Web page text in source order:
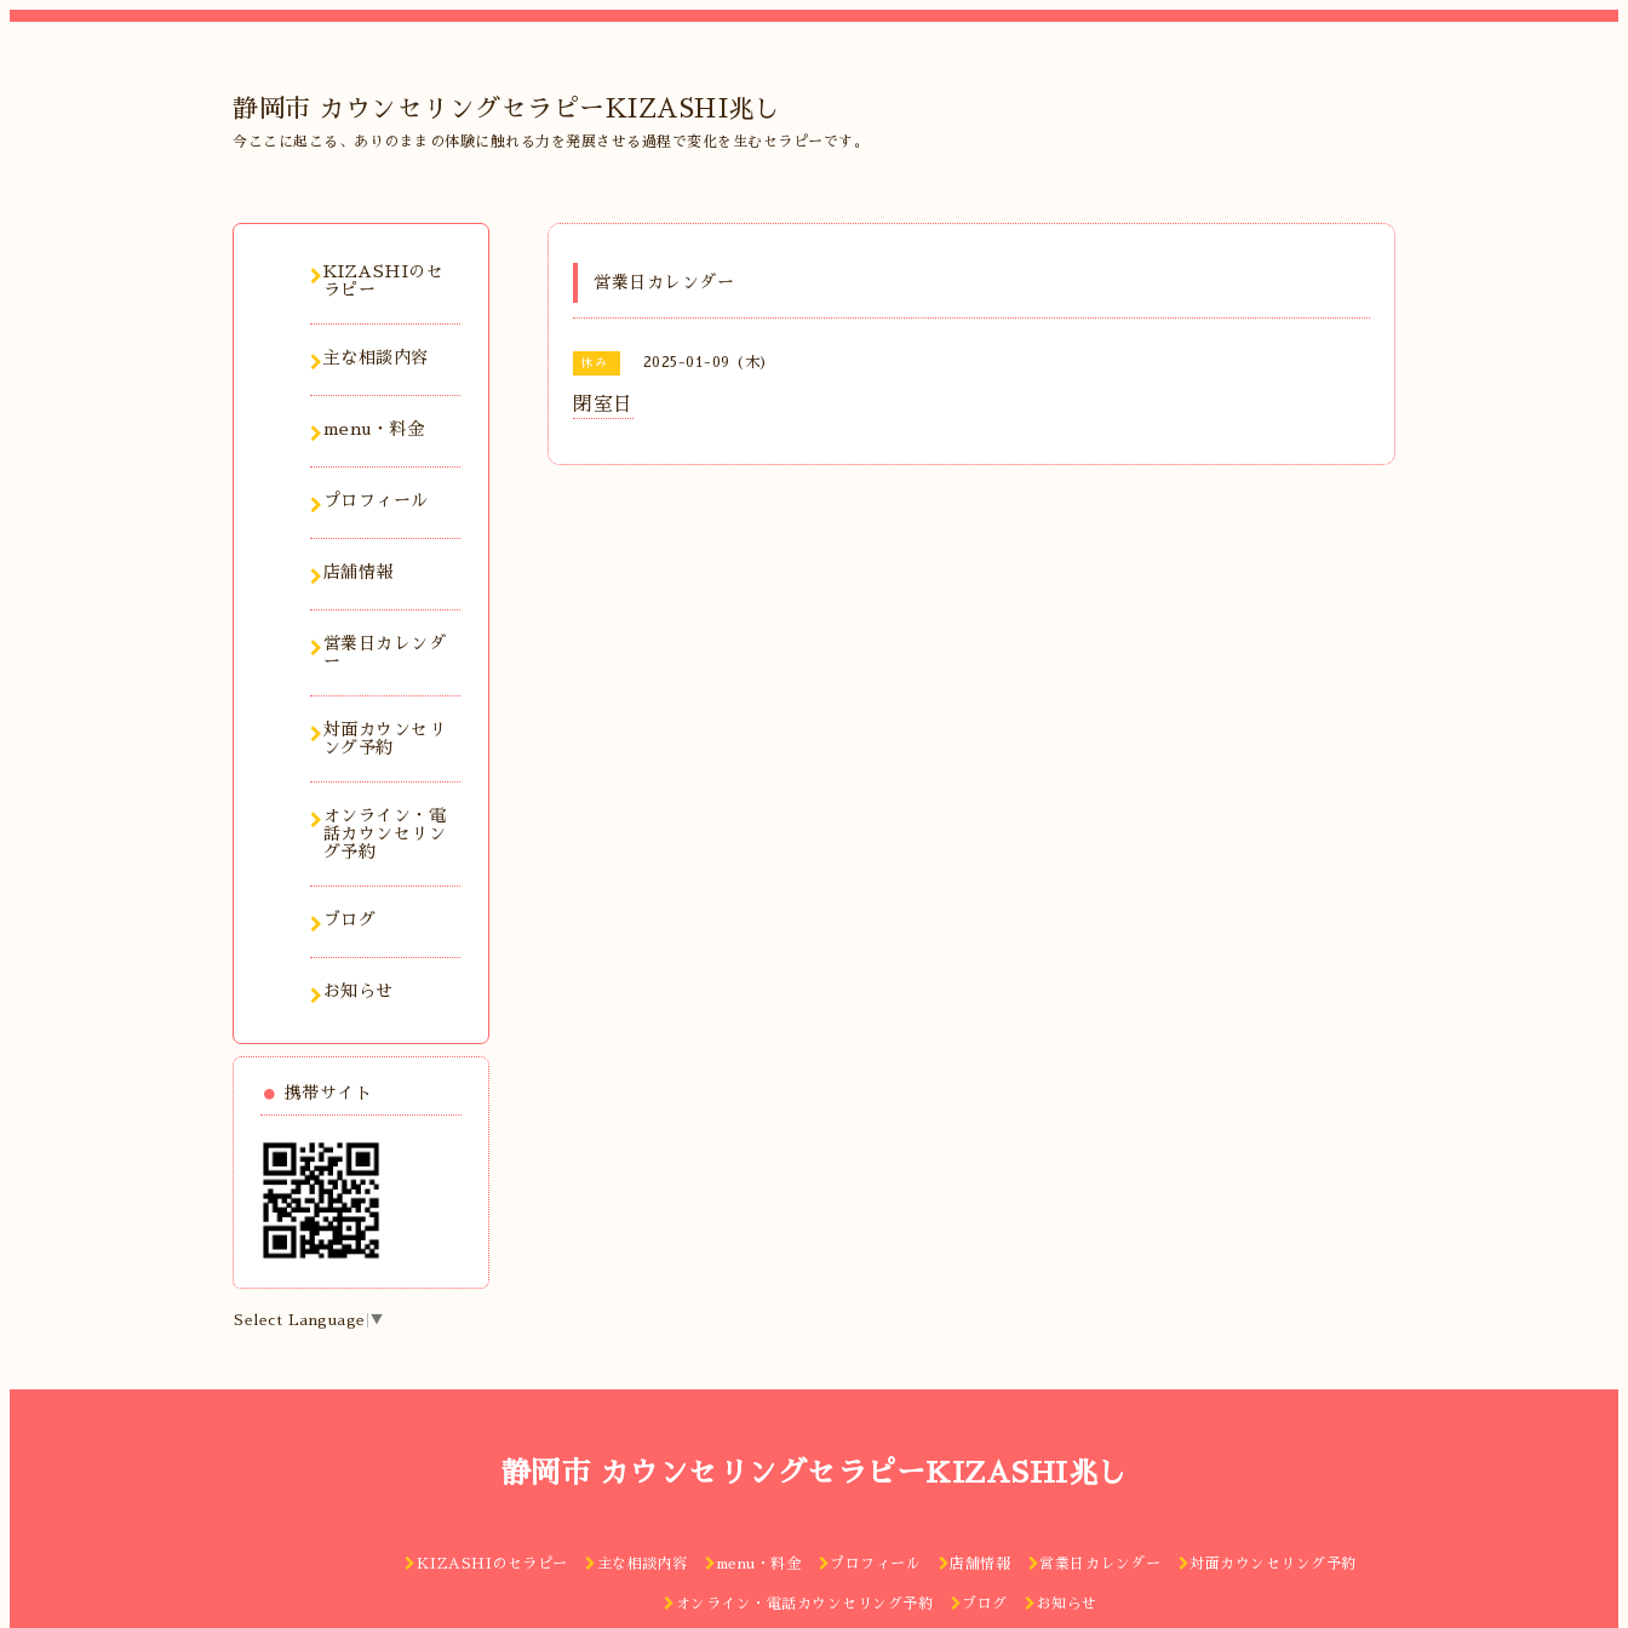
静岡市 カウンセリングセラピーKIZASHI兆し
今ここに起こる、ありのままの体験に触れる力を発展させる過程で変化を生むセラピーです。
営業日カレンダー
休み 2025-01-09 (木)
閉室日
KIZASHIのセ
ラピー
主な相談内容
menu・料金
プロフィール
店舗情報
営業日カレンダ
ー
対面カウンセリ
ング予約
オンライン・電
話カウンセリン
グ予約
ブログ
お知らせ
携帯サイト
Select Language ▼
静岡市 カウンセリングセラピーKIZASHI兆し
KIZASHIのセラピー 主な相談内容 menu・料金 プロフィール 店舗情報 営業日カレンダー 対面カウンセリング予約
オンライン・電話カウンセリング予約 ブログ お知らせ